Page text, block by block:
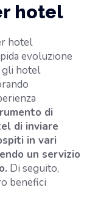
hotel
hotel
evoluzione
gli hotel
di
di inviare
in vari
un servizio
Di seguito,
benefici